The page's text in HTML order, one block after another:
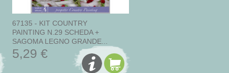
67135 - KIT COUNTRY
PAINTING N.29 SCHEDA +
SAGOMA LEGNO GRANDE...
5,29 €